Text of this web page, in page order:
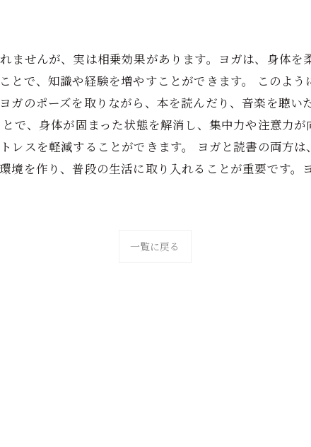
ませんが、実は相乗効果があります。ヨガは、身体
とで、知識や経験を増やすことができます。 このよ
ガのポーズを取りながら、本を読んだり、音楽を聴い
で、身体が固まった状態を解消し、集中力や注意力
レスを軽減することができます。 ヨガと読書の両方
境を作り、普段の生活に取り入れることが重要です
一覧に戻る